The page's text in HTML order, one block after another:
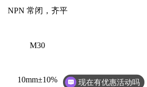
NPN 常闭 ，齐平
M30
10mm±10% 现在有优惠活动吗